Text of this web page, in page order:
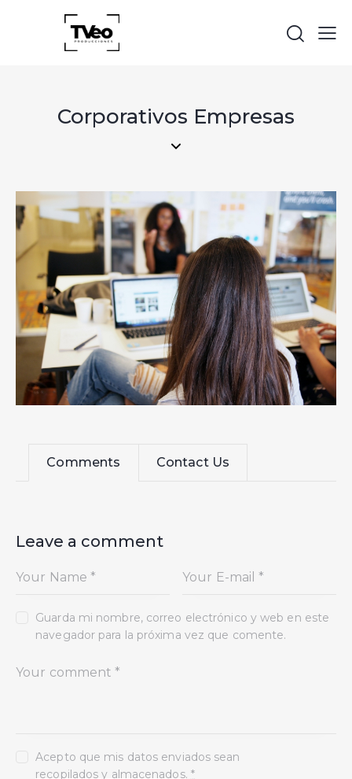
Corporativos Empresas
Comments Contact Us
Leave a comment
Guarda mi nombre, correo electrónico y web en este
navegador para la próxima vez que comente.
Acepto que mis datos enviados sean
recopilados y almacenados. *